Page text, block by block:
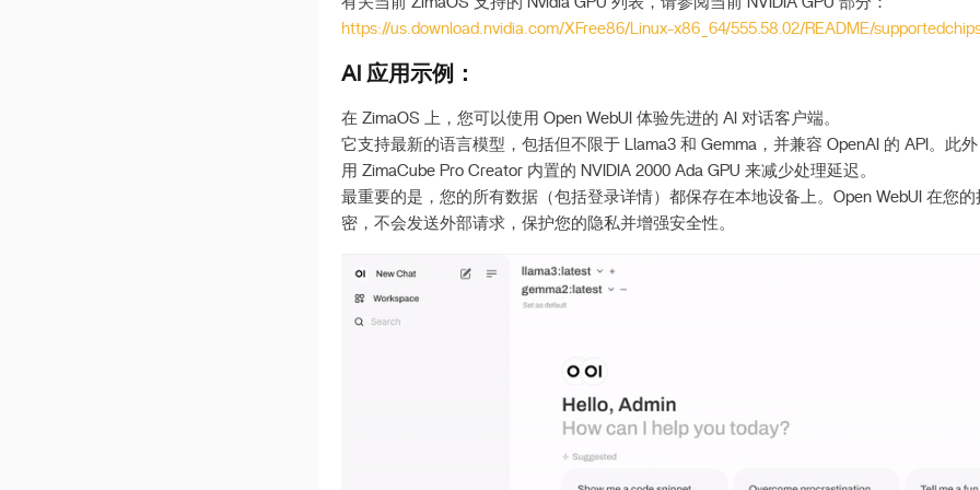
https://us.download.nvidia.com/XFree86/Linux-x86_64/555.58.02/README/
AI 应用示例：
在 ZimaOS 上，您可以使用 Open WebUI 体验先进的 AI 对话客户端。
它支持最新的语言模型，包括但不限于 Llama3 和 Gemma，并兼容 OpenAI 的 API。此
用 ZimaCube Pro Creator 内置的 NVIDIA 2000 Ada GPU 来减少处理延迟。
最重要的是，您的所有数据（包括登录详情）都保存在本地设备上。Open WebUI 在您
密，不会发送外部请求，保护您的隐私并增强安全性。